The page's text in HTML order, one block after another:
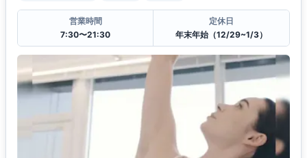
営業時間
7:30〜21:30
定休日
年末年始（12/29~1/3）